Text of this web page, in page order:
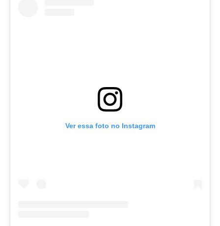
Ver essa foto no Instagram